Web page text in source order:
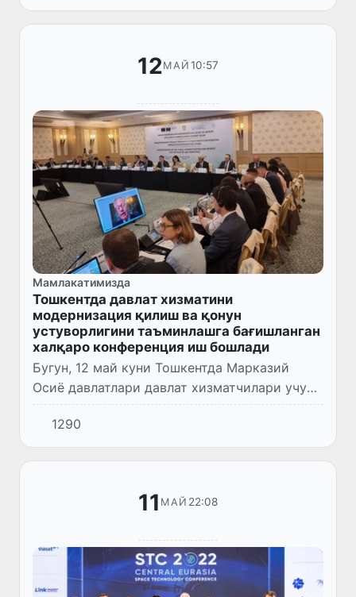
қилди.
12МАЙ 10:57
Мамлакатимизда
Тошкентда давлат хизматини
модернизация қилиш ва қонун
устуворлигини таъминлашга бағишланган
халқаро конференция иш бошлади
Бугун, 12 май куни Тошкентда Марказий
Осиё давлатлари давлат хизматчилари учун
“Давлат бошқарувини модернизация қилиш
ва қонун устуворлиги тамойилларини
ҳурмат қилиш” мавзусида хал...
1290
11 МАЙ 22:08